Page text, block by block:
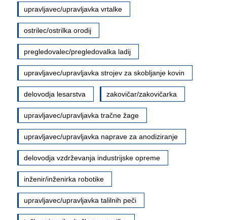
upravljavec/upravljavka vrtalke
ostrilec/ostrilka orodij
pregledovalec/pregledovalka ladij
upravljavec/upravljavka strojev za skobljanje kovin
delovodja lesarstva zakovičar/zakovičarka
upravljavec/upravljavka tračne žage
upravljavec/upravljavka naprave za anodiziranje
delovodja vzdrževanja industrijske opreme
inženir/inženirka robotike
upravljavec/upravljavka talilnih peči